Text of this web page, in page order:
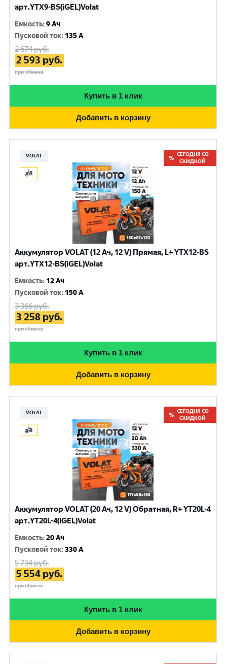
арт.YTX9-BS(iGEL)Volat
Емкость:9 Ач
Пусковой ток: 135 A
2 674руб.
2 593 руб.
при обмене
Купить в 1 клик
Добавить в корзину
VOLAT
СЕГОДНЯ СО
СКИДКОЙ
Аккумулятор VOLAT (12 Ач, 12 V) Прямая, L+ YTX12-BS
арт.YTX12-BS(iGEL)Volat
Емкость: 12 Ач
Пусковой ток: 150 A
3 366руб.
3 258 руб.
при обмене
Купить в 1 клик
Добавить в корзину
VOLAT
СЕГОДНЯ СО
СКИДКОЙ
Аккумулятор VOLAT (20 Ач, 12 V) Обратная, R+ YT20L-4
арт.YT20L-4(iGEL)Volat
Емкость:20 Ач
Пусковой ток:330 A
5 734руб.
5 554 руб.
при обмене
Купить в 1 клик
Добавить в корзину